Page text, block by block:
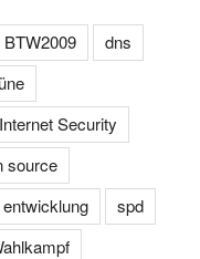
BTW2009
dns
Internet Security
source
spd